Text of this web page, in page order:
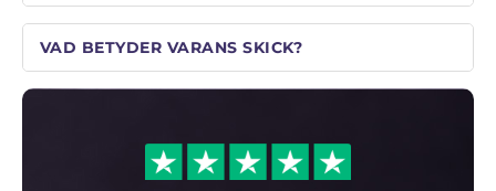
VAD BETYDER VARANS SKICK?